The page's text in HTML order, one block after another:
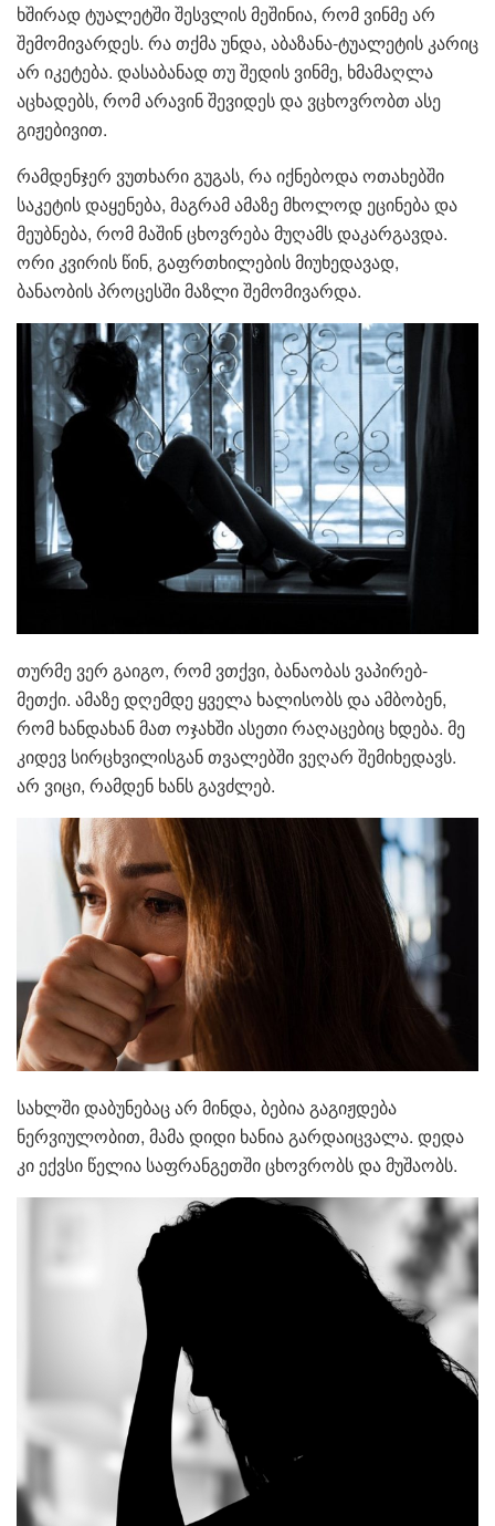
ხშირად ტუალეტში შესვლის მეშინია, რომ ვინმე არ
შემომივარდეს. რა თქმა უნდა, აბაზანა-ტუალეტის კარიც
არ იკეტება. დასაბანად თუ შედის ვინმე, ხმამაღლა
აცხადებს, რომ არავინ შევიდეს და ვცხოვრობთ ასე
გიჟებივით.
რამდენჯერ ვუთხარი გუგას, რა იქნებოდა ოთახებში
საკეტის დაყენება, მაგრამ ამაზე მხოლოდ ეცინება და
მეუბნება, რომ მაშინ ცხოვრება მუღამს დაკარგავდა.
ორი კვირის წინ, გაფრთხილების მიუხედავად,
ბანაობის პროცესში მაზლი შემომივარდა.
თურმე ვერ გაიგო, რომ ვთქვი, ბანაობას ვაპირებ-
მეთქი. ამაზე დღემდე ყველა ხალისობს და ამბობენ,
რომ ხანდახან მათ ოჯახში ასეთი რაღაცებიც ხდება. მე
კიდევ სირცხვილისგან თვალებში ვეღარ შემიხედავს.
არ ვიცი, რამდენ ხანს გავძლებ.
სახლში დაბუნებაც არ მინდა, ბებია გაგიჟდება
ნერვიულობით, მამა დიდი ხანია გარდაიცვალა. დედა
კი ექვსი წელია საფრანგეთში ცხოვრობს და მუშაობს.